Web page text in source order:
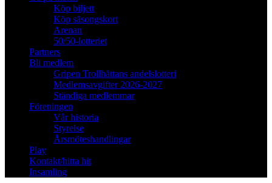
Köp biljett
Köp säsongskort
Arenan
50/50-lotteriet
Partners
Bli medlem
Gripen Trollhättans andelslotteri
Medlemsavgifter 2026-2027
Ständiga medlemmar
Föreningen
Vår historia
Styrelse
Årsmöteshandlingar
Play
Kontakt/hitta hit
Insamling